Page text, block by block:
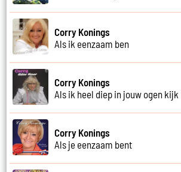
Corry Konings
Als ik eenzaam ben
Corry Konings
Als ik heel diep in jouw ogen kijk
Corry Konings
Als je eenzaam bent